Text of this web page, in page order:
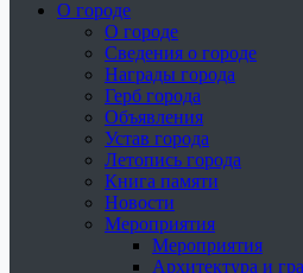
О городе
О городе
Сведения о городе
Награды города
Герб города
Объявления
Устав города
Летопись города
Книга памяти
Новости
Мероприятия
Мероприятия
Архитектура и